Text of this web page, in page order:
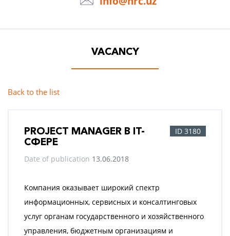
VACANCY
Back to the list
PROJECT MANAGER В IT-
СФЕРЕ
ID 3180
Date of publication 13.06.2018
Компания оказывает широкий спектр
информационных, сервисных и консалтинговых
услуг органам государственного и хозяйственного
управления, бюджетным организациям и